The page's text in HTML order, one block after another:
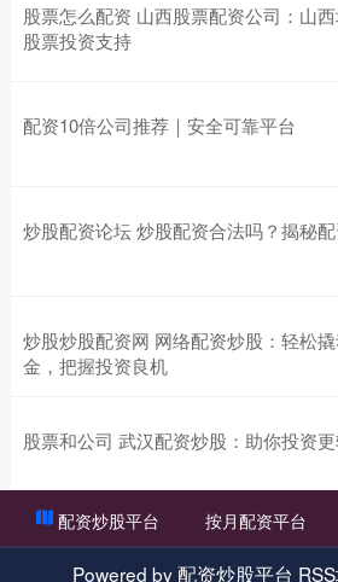
股票怎么配资 山西股票配资公司：山
股票投资支持
配资10倍公司推荐｜安全可靠平台
炒股配资论坛 炒股配资合法吗？揭秘
炒股炒股配资网 网络配资炒股：轻松
金，把握投资良机
股票和公司 武汉配资炒股：助你投资
配资炒股平台 按月配资平台
Powered by配资炒股平台